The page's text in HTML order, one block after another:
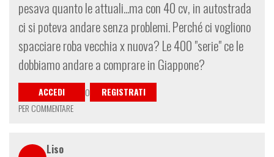
pesava quanto le attuali...ma con 40 cv, in autostrada
ci si poteva andare senza problemi. Perché ci vogliono
spacciare roba vecchia x nuova? Le 400 "serie" ce le
dobbiamo andare a comprare in Giappone?
ACCEDI O
REGISTRATI
PER COMMENTARE
Liso